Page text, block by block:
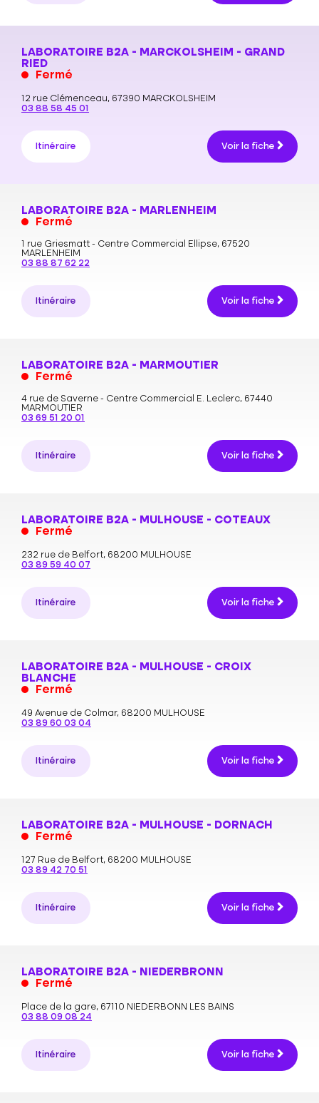
LABORATOIRE B2A - MARCKOLSHEIM - GRAND
RIED
Fermé
12 rue Clémenceau, 67390 MARCKOLSHEIM
03 88 58 45 01
Itinéraire Voir la fiche
LABORATOIRE B2A - MARLENHEIM
Fermé
1 rue Griesmatt - Centre Commercial Ellipse, 67520
MARLENHEIM
03 88 87 62 22
Itinéraire Voir la fiche
LABORATOIRE B2A - MARMOUTIER
Fermé
4 rue de Saverne - Centre Commercial E. Leclerc, 67440
MARMOUTIER
03 69 51 20 01
Itinéraire Voir la fiche
LABORATOIRE B2A - MULHOUSE - COTEAUX
Fermé
232 rue de Belfort, 68200 MULHOUSE
03 89 59 40 07
Itinéraire Voir la fiche
LABORATOIRE B2A - MULHOUSE - CROIX
BLANCHE
Fermé
49 Avenue de Colmar, 68200 MULHOUSE
03 89 60 03 04
Itinéraire Voir la fiche
LABORATOIRE B2A - MULHOUSE - DORNACH
Fermé
127 Rue de Belfort, 68200 MULHOUSE
03 89 42 70 51
Itinéraire Voir la fiche
LABORATOIRE B2A - NIEDERBRONN
Fermé
Place de la gare, 67110 NIEDERBONN LES BAINS
03 88 09 08 24
Itinéraire Voir la fiche